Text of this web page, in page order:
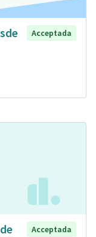
Acceptada
Acceptada